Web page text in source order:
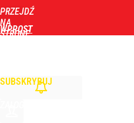
PRZEJDŹ
NA
STRONĘ
WPROST
SUBSKRYBUJ
1